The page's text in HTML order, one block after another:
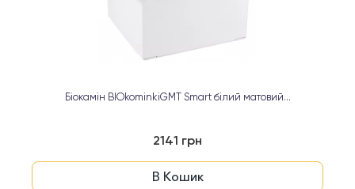
Біокамін BIOkominkiGMT Smart білий матовий...
2141 грн
В Кошик